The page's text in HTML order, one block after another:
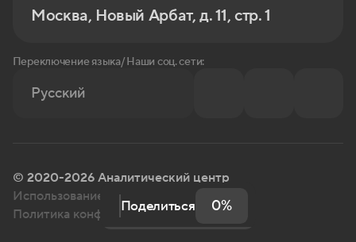
Поделиться 0%
Москва, Новый Арбат, д. 11, стр. 1
Переключение языка/ Наши соц. сети:
Русский
© 2020-2026 Аналитический центр
Использование информации с сайта
Политика конфиденциальности